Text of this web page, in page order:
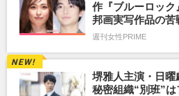
作『ブルーロック
邦画実写作品の苦
週刊女性PRIME
堺雅人主演・日
秘密組織“別班”